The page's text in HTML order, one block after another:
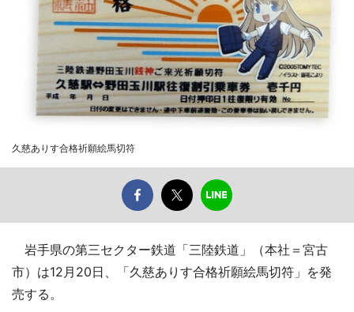
久慈ありす合格祈願絵馬切符
岩手県の第三セクター鉄道「三陸鉄道」（本社＝宮古
市）は12月20日、「久慈ありす合格祈願絵馬切符」を発
売する。